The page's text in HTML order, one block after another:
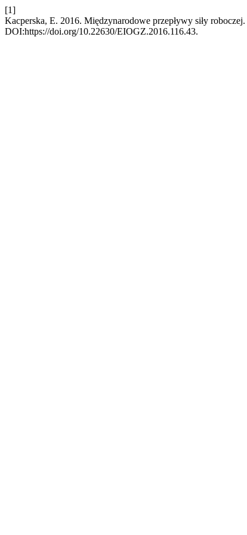
[1]
Kacperska, E. 2016. Międzynarodowe przepływy siły roboczej.
DOI:https://doi.org/10.22630/EIOGZ.2016.116.43.